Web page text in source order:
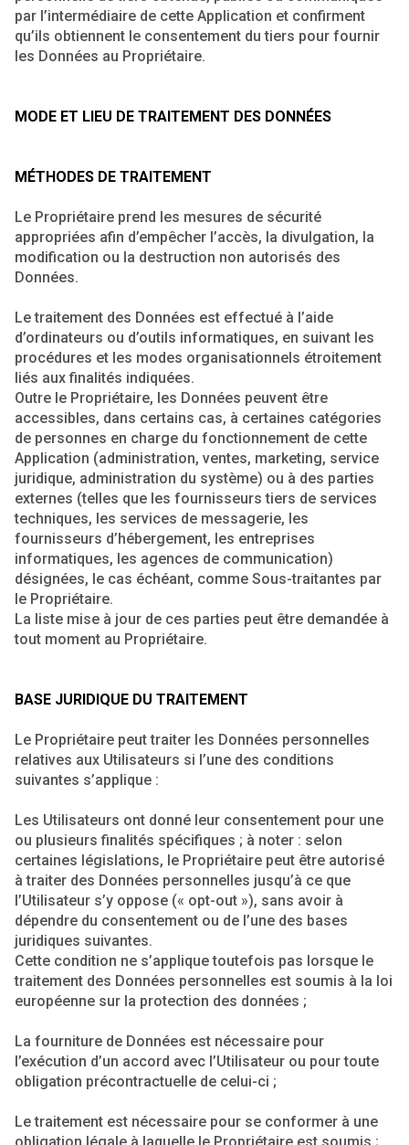
par l’intermédiaire de cette Application et confirment
qu’ils obtiennent le consentement du tiers pour fournir
les Données au Propriétaire.
MODE ET LIEU DE TRAITEMENT DES DONNÉES
MÉTHODES DE TRAITEMENT
Le Propriétaire prend les mesures de sécurité
appropriées afin d’empêcher l’accès, la divulgation, la
modification ou la destruction non autorisés des
Données.
Le traitement des Données est effectué à l’aide
d’ordinateurs ou d’outils informatiques, en suivant les
procédures et les modes organisationnels étroitement
liés aux finalités indiquées.
Outre le Propriétaire, les Données peuvent être
accessibles, dans certains cas, à certaines catégories
de personnes en charge du fonctionnement de cette
Application (administration, ventes, marketing, service
juridique, administration du système) ou à des parties
externes (telles que les fournisseurs tiers de services
techniques, les services de messagerie, les
fournisseurs d’hébergement, les entreprises
informatiques, les agences de communication)
désignées, le cas échéant, comme Sous-traitantes par
le Propriétaire.
La liste mise à jour de ces parties peut être demandée à
tout moment au Propriétaire.
BASE JURIDIQUE DU TRAITEMENT
Le Propriétaire peut traiter les Données personnelles
relatives aux Utilisateurs si l’une des conditions
suivantes s’applique :
Les Utilisateurs ont donné leur consentement pour une
ou plusieurs finalités spécifiques ; à noter : selon
certaines législations, le Propriétaire peut être autorisé
à traiter des Données personnelles jusqu’à ce que
l’Utilisateur s’y oppose (« opt-out »), sans avoir à
dépendre du consentement ou de l’une des bases
juridiques suivantes.
Cette condition ne s’applique toutefois pas lorsque le
traitement des Données personnelles est soumis à la loi
européenne sur la protection des données ;
La fourniture de Données est nécessaire pour
l’exécution d’un accord avec l’Utilisateur ou pour toute
obligation précontractuelle de celui-ci ;
Le traitement est nécessaire pour se conformer à une